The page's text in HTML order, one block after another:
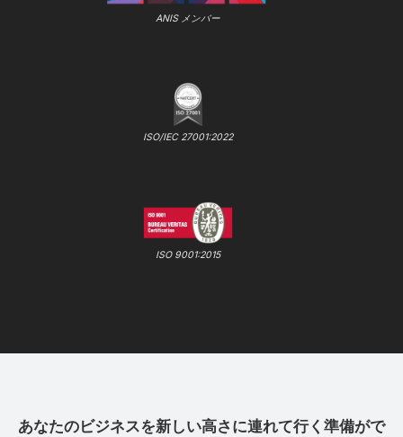
ANIS メンバー
ISO/IEC 27001:2022
ISO 9001:2015
あなたのビジネスを新しい高さに連れて行く準備がで